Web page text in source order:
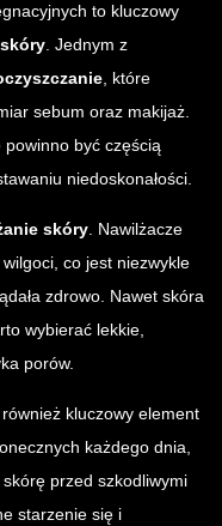
to kluczowy
. Jednym z
, które
sebum oraz makijaż.
być częścią
niedoskonałości.
skóry . Nawilżacze
co jest niezwykle
zdrowo. Nawet skóra
wybierać lekkie,
porów.
kluczowy element
każdego dnia,
przed szkodliwymi
starzenie się i